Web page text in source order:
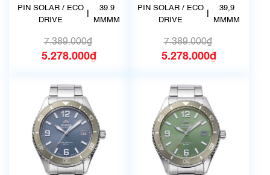
WJ0004Y
PIN SOLAR / ECO
DRIVE
39.9
MMMM
7.389.000₫
5.278.000₫
WJ0003S
PIN SOLAR / ECO
DRIVE
39,9
MMMM
7.389.000₫
5.278.000₫